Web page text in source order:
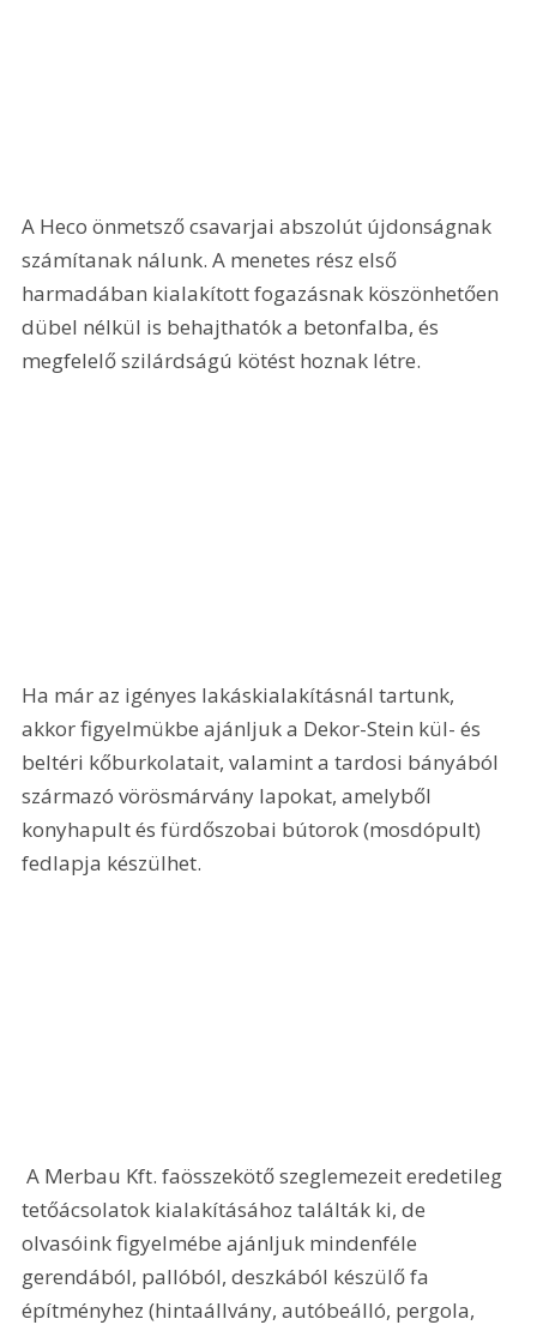
A Heco önmetsző csavarjai abszolút újdonságnak
számítanak nálunk. A menetes rész első
harmadában kialakított fogazásnak köszönhetően
dübel nélkül is behajthatók a betonfalba, és
megfelelő szilárdságú kötést hoznak létre.
Ha már az igényes lakáskialakításnál tartunk,
akkor figyelmükbe ajánljuk a Dekor-Stein kül- és
beltéri kőburkolatait, valamint a tardosi bányából
származó vörösmárvány lapokat, amelyből
konyhapult és fürdőszobai bútorok (mosdópult)
fedlapja készülhet.
A Merbau Kft. faösszekötő szeglemezeit eredetileg
tetőácsolatok kialakításához találták ki, de
olvasóink figyelmébe ajánljuk mindenféle
gerendából, pallóból, deszkából készülő fa
építményhez (hintaállvány, autóbeálló, pergola,